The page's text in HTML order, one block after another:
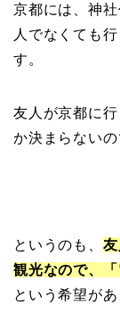
京都には、神
人でなくても
す。
友人が京都に
か決まらない
というのも、
観光なので、
という希望があ